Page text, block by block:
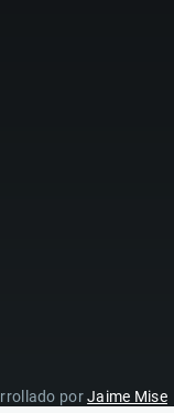
porJaime Mise